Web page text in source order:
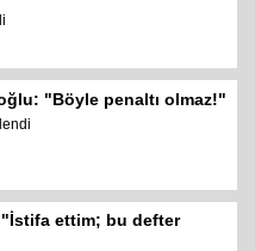
"Böyle penaltı olmaz!"
"İstifa ettim; bu defter